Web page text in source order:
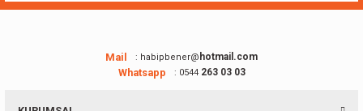
Gönder
Mail : habipbener@ hotmail.com
Whatsapp : 0544263 03 03